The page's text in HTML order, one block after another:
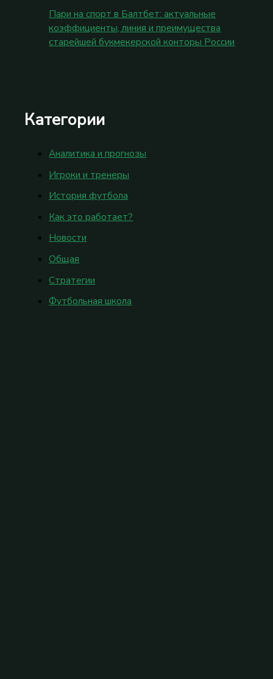
Пари на спорт в Балтбет: актуальные
коэффициенты, линия и преимущества
старейшей букмекерской конторы России
Категории
Аналитика и прогнозы
Игроки и тренеры
История футбола
Как это работает?
Новости
Общая
Стратегии
Футбольная школа